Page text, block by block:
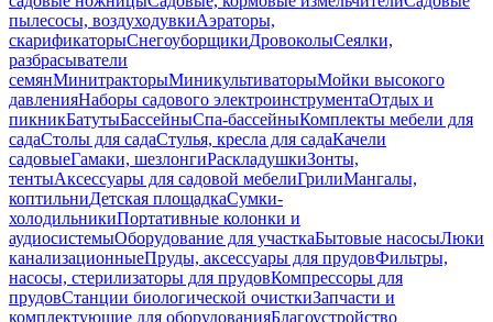
пылесосы, воздуходувкиАэраторы,
скарификаторыСнегоуборщикиДровоколыСеялки,
разбрасыватели
семянМинитракторыМиникультиваторыМойки высокого
давленияНаборы садового электроинструментаОтдых и
пикникБатутыБассейныСпа-бассейныКомплекты мебели для
садаСтолы для садаСтулья, кресла для садаКачели
садовыеГамаки, шезлонгиРаскладушкиЗонты,
тентыАксессуары для садовой мебелиГрилиМангалы,
коптильниДетская площадкаСумки-
холодильникиПортативные колонки и
аудиосистемыОборудование для участкаБытовые насосыЛюки
канализационныеПруды, аксессуары для прудовФильтры,
насосы, стерилизаторы для прудовКомпрессоры для
прудовСтанции биологической очисткиЗапчасти и
комплектующие для оборудованияБлагоустройство